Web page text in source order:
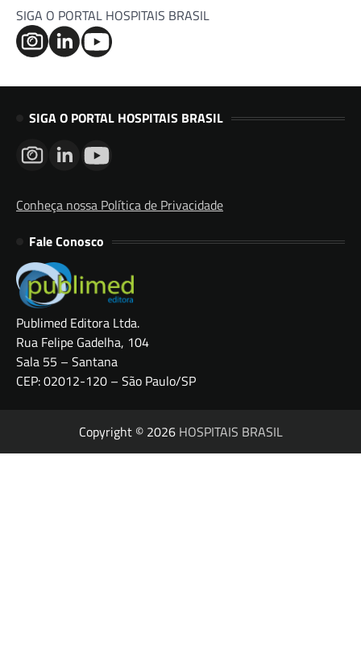
SIGA O PORTAL HOSPITAIS BRASIL
SIGA O PORTAL HOSPITAIS BRASIL
Conheça nossa Política de Privacidade
Fale Conosco
Publimed Editora Ltda.
Rua Felipe Gadelha, 104
Sala 55 – Santana
CEP: 02012-120 – São Paulo/SP
Copyright © 2026 HOSPITAIS BRASIL